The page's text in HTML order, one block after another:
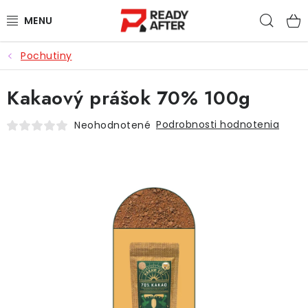
na
KÁVA
SYPANÉ ČAJE
CASCARA
Pochutiny
Kakaový prášok 70% 100g
Neohodnotené Podrobnosti hodnotenia